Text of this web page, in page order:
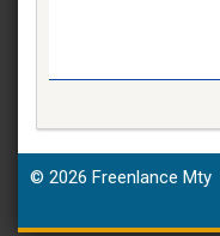
© 2026 Freenlance Mty